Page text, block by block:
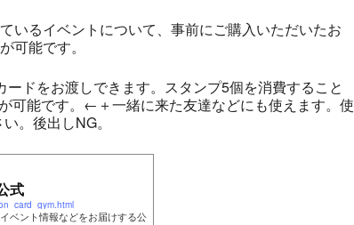
いるイベントについて、事前にご購入いただいたお
可能です。
ドをお渡しできます。スタンプ5個を消費すること
可能です。←＋一緒に来た友達などにも使えます。使
。後出しNG。
式
ベント情報などをお届けする公